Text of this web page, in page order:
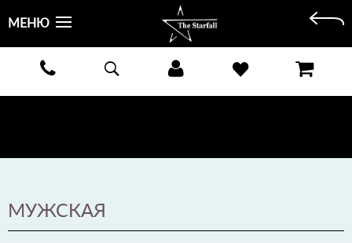
БЕСПЛАТНАЯ ДОСТАВКА КУРЬЕРОМ ИЛИ ПОЧТОЙ ПО ВСЕЙ РОССИИ! ОПЛАТА ПРИ ПОЛУЧЕНИИ
ПОДРОБНЕЕ >
МЕНЮ
МУЖСКАЯ